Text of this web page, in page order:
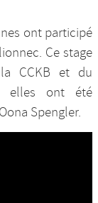
ont participé
Ce stage
CCKB et du
elles ont été
Spengler.